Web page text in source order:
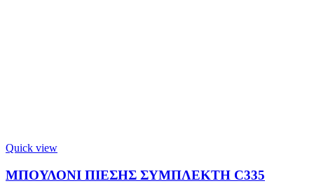
Quick view
ΜΠΟΥΛΟΝΙ ΠΙΕΣΗΣ ΣΥΜΠΛΕΚΤΗ C335